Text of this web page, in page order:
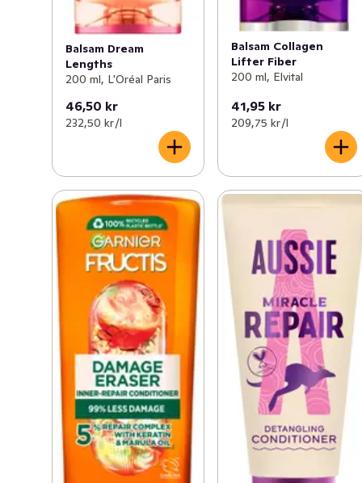
Balsam Dream
Lengths
200 ml, L'Oréal Paris
46,50 kr
232,50 kr /l
Balsam Collagen
Lifter Fiber
200 ml, Elvital
41,95 kr
209,75 kr /l